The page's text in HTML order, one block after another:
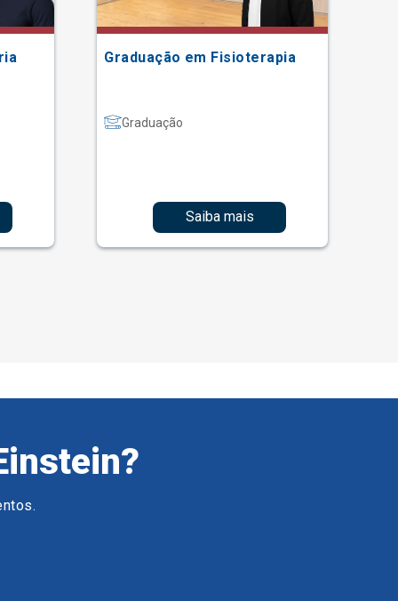
Graduação em Fisioterapia
Graduação
Saiba mais